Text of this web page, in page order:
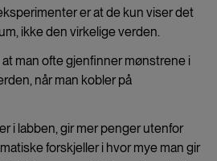
er at de kun viser det
ikke den virkelige verden.
man ofte gjenfinner mønstrene i
når man kobler på
i labben, gir mer penger utenfor
forskjeller i hvor mye man gir